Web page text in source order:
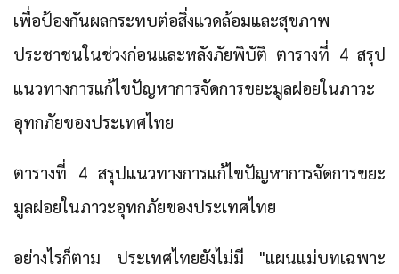
เพื่อป้องกันผลกระทบต่อสิ่งแวดล้อมและสุขภาพ
ประชาชนในช่วงก่อนและหลังภัยพิบัติ ตารางที่ 4 สรุป
แนวทางการแก้ไขปัญหาการจัดการขยะมูลฝอยในภาวะ
อุทกภัยของประเทศไทย
ตารางที่ 4 สรุปแนวทางการแก้ไขปัญหาการจัดการขยะ
มูลฝอยในภาวะอุทกภัยของประเทศไทย
อย่างไรก็ตาม ประเทศไทยยังไม่มี "แผนแม่บทเฉพาะ